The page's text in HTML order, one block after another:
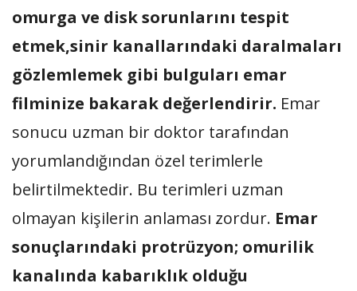
omurga ve disk sorunlarını tespit
etmek,sinir kanallarındaki daralmaları
gözlemlemek gibi bulguları emar
filminize bakarak değerlendirir. Emar
sonucu uzman bir doktor tarafından
yorumlandığından özel terimlerle
belirtilmektedir. Bu terimleri uzman
olmayan kişilerin anlaması zordur. Emar
sonuçlarındaki protrüzyon; omurilik
kanalında kabarıklık olduğu